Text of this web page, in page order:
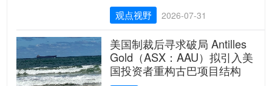
观点视野 2026-07-31
美国制裁后寻求破局 Antilles
Gold（ASX：AAU）拟引入美
国投资者重构古巴项目结构